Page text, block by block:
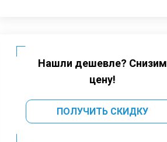
Нашли дешевле? Снизим
цену!
ПОЛУЧИТЬ СКИДКУ